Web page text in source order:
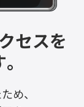
セスを
め、